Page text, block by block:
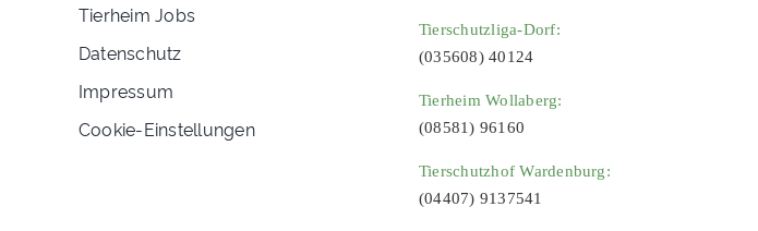
Tierheim Jobs
Datenschutz
Impressum
Cookie-Einstellungen
Tierschutzliga-Dorf:
(035608) 40124
Tierheim Wollaberg:
(08581) 96160
Tierschutzhof Wardenburg:
(04407) 9137541